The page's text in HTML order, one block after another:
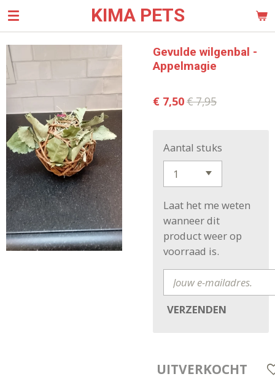
Ga
direct
naar
de
hoofdinhoud
KIMA PETS
Gevulde wilgenbal -
Appelmagie
€ 7,50€ 7,95
Aantal stuks
Laat het me weten
wanneer dit
product weer op
voorraad is.
VERZENDEN
UITVERKOCHT